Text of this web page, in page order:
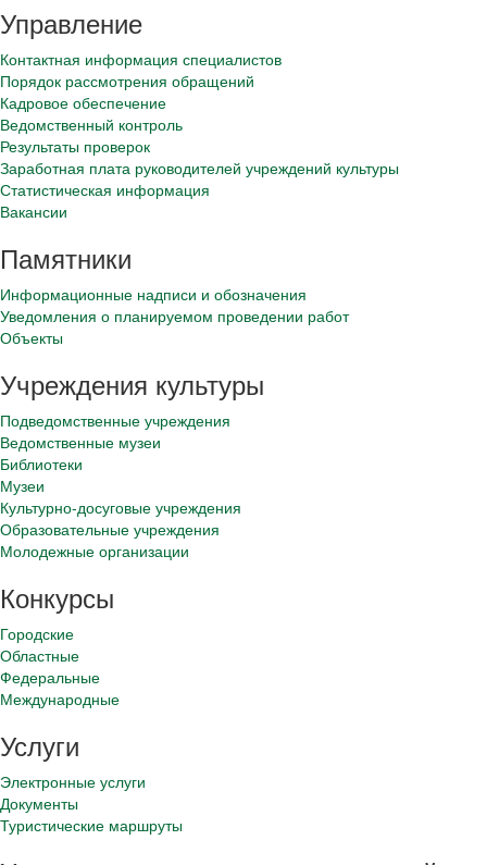
Управление
Контактная информация специалистов
Порядок рассмотрения обращений
Кадровое обеспечение
Ведомственный контроль
Результаты проверок
Заработная плата руководителей учреждений культуры
Статистическая информация
Вакансии
Памятники
Информационные надписи и обозначения
Уведомления о планируемом проведении работ
Объекты
Учреждения культуры
Подведомственные учреждения
Ведомственные музеи
Библиотеки
Музеи
Культурно-досуговые учреждения
Образовательные учреждения
Молодежные организации
Конкурсы
Городские
Областные
Федеральные
Международные
Услуги
Электронные услуги
Документы
Туристические маршруты